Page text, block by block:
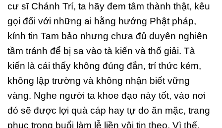
cư sĩ Chánh Trí, ta hãy đem tâm thành thật, kêu
gọi đối với những ai hằng hướng Phật pháp,
kính tin Tam bảo nhưng chưa đủ duyên nghiên
tầm tránh để bị sa vào tà kiến và thố giải. Tà
kiến là cái thấy không đúng đắn, trí thức kém,
không lập trường và không nhận biết vững
vàng. Nghe người ta khoe đạo này tốt, vào nơi
đó sẽ được lợi quà cáp hay tự do ăn mặc, trang
phục trong buổi làm lễ liền vội tin theo. Vì thế,